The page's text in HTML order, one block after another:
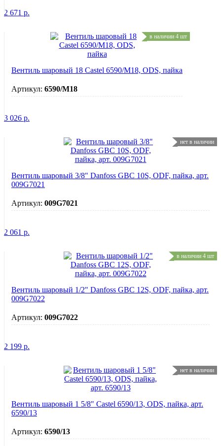
2 671 р.
в наличии 4 шт
Вентиль шаровый 18 Castel 6590/М18, ODS, пайка
Артикул: 6590/М18
3 026 р.
нет в наличии
Вентиль шаровый 3/8" Danfoss GBC 10S, ODF, пайка, арт.
009G7021
Артикул: 009G7021
2 061 р.
в наличии 4 шт
Вентиль шаровый 1/2" Danfoss GBC 12S, ODF, пайка, арт.
009G7022
Артикул: 009G7022
2 199 р.
нет в наличии
Вентиль шаровый 1 5/8" Castel 6590/13, ODS, пайка, арт.
6590/13
Артикул: 6590/13